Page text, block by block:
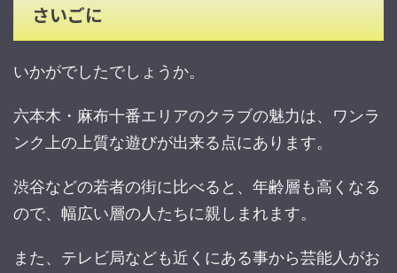
さいごに
いかがでしたでしょうか。
六本木・麻布十番エリアのクラブの魅力は、ワンラ
ンク上の上質な遊びが出来る点にあります。
渋谷などの若者の街に比べると、年齢層も高くなる
ので、幅広い層の人たちに親しまれます。
また、テレビ局なども近くにある事から芸能人がお